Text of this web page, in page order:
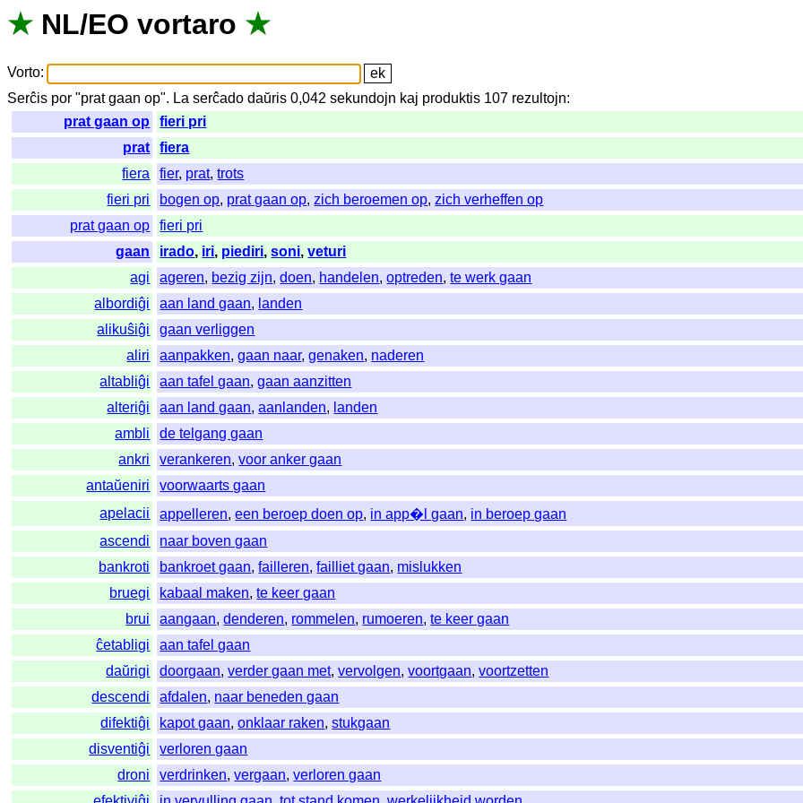
★ NL/EO vortaro ★
Vorto:
Serĉis por "prat gaan op". La serĉado daŭris 0,042sekundojn kaj produktis 107 rezultojn:
prat gaan op
fieri pri
prat
fiera
fiera
fier, prat,trots
fieri pri
bogen op, prat gaan op,zich beroemen op,zich verheffen op
prat gaan op
fieri pri
gaan
irado, iri, piediri,soni,veturi
agi
ageren, bezig zijn,doen, handelen,optreden,te werk gaan
albordiĝi
aan land gaan, landen
alikuŝiĝi
gaan verliggen
aliri
aanpakken,gaan naar,genaken, naderen
altabliĝi
aan tafel gaan,gaan aanzitten
alteriĝi
aan land gaan,aanlanden, landen
ambli
de telgang gaan
ankri
verankeren,voor anker gaan
antaŭeniri
voorwaarts gaan
apelacii
appelleren,een beroep doen op, in app�l gaan, in beroep gaan
ascendi
naar boven gaan
bankroti
bankroet gaan,failleren,failliet gaan, mislukken
bruegi
kabaal maken,te keer gaan
brui
aangaan,denderen, rommelen, rumoeren,te keer gaan
ĉetabligi
aan tafel gaan
daŭrigi
doorgaan,verder gaan met,vervolgen,voortgaan,voortzetten
descendi
afdalen, naar beneden gaan
difektiĝi
kapot gaan,onklaar raken,stukgaan
disventiĝi
verloren gaan
droni
verdrinken,vergaan,verloren gaan